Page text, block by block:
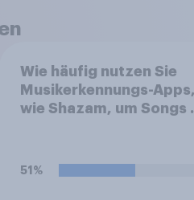
Wie häufig nutzen Sie
Musikerkennungs-Apps,
wie Shazam, um Songs
51%